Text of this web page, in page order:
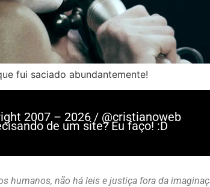
fui saciado abundantemente!
2007 – 2026 / @cristianoweb
de um site? Eu faço! :D
humanos, não há leis e justiça fora da